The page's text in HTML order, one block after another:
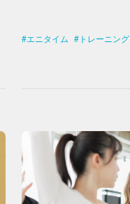
エニタイム トレーニング